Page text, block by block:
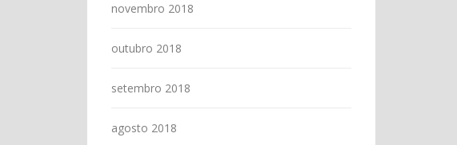
novembro 2018
outubro 2018
setembro 2018
agosto 2018